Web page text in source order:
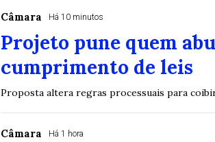
Câmara Há 10 minutos
Projeto pune quem
cumprimento de leis
Proposta altera regras processuais para
Câmara Há 1 hora